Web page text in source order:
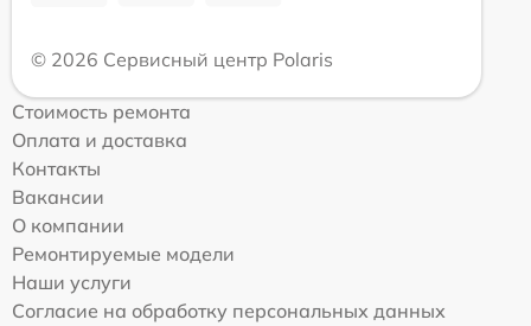
© 2026 Сервисный центр Polaris
Стоимость ремонта
Оплата и доставка
Контакты
Вакансии
О компании
Ремонтируемые модели
Наши услуги
Согласие на обработку персональных данных